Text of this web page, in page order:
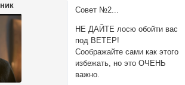
Совет №2...
НЕ ДАЙТЕ лосю обойти вас
под ВЕТЕР!
Соображайте сами как этого
избежать, но это ОЧЕНЬ
важно.